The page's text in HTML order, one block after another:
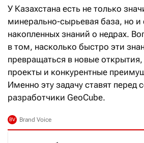
У Казахстана есть не только
минерально-сырьевая база, но
накопленных знаний о недрах.
в том, насколько быстро эти
превращаться в новые
проекты и конкурентные
Именно эту задачу ставят перед
разработчики GeoCube.